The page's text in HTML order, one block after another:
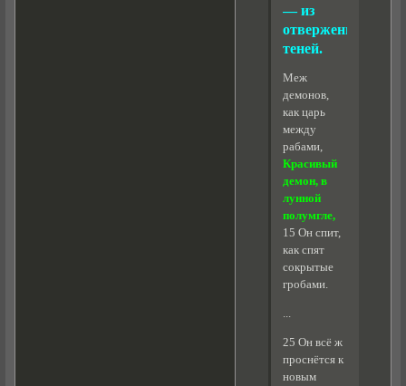
— из
отверженных
теней.
Меж
демонов,
как царь
между
рабами,
Красивый
демон, в
лунной
полумгле,
15 Он спит,
как спят
сокрытые
гробами.
...
25 Он всё ж
проснётся к
новым